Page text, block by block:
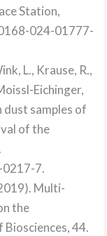
Station,
024-01777-
L., Krause, R.,
Eichinger,
dust samples of
of the
7.
Multi-
the
44.